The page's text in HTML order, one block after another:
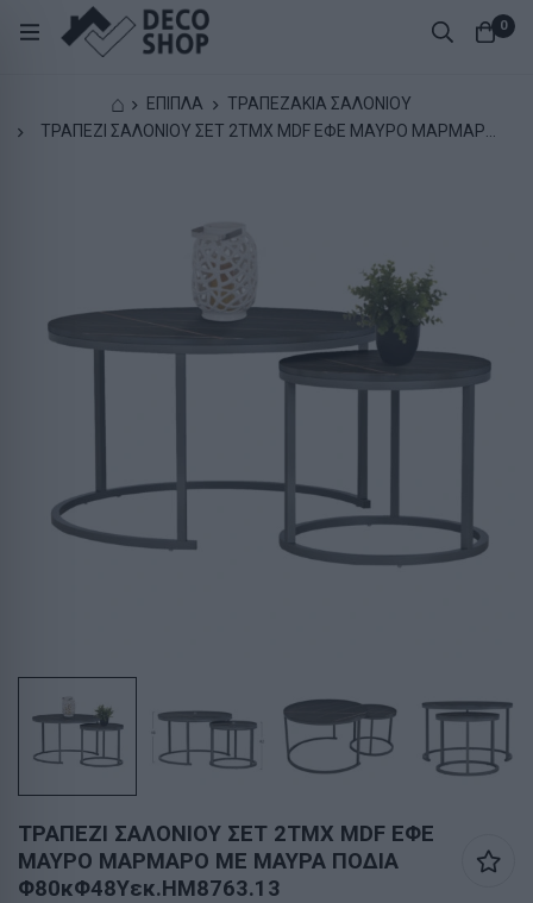
0
⌂ ΕΠΙΠΛΑ
ΤΡΑΠΕΖΑΚΙΑ ΣΑΛΟΝΙΟΥ
ΤΡΑΠΕΖΙ ΣΑΛΟΝΙΟΥ ΣΕΤ 2ΤΜΧ MDF ΕΦΕ ΜΑΥΡΟ ΜΑΡΜΑΡΟ
ΤΡΑΠΕΖΙ ΣΑΛΟΝΙΟΥ ΣΕΤ 2ΤΜΧ MDF ΕΦΕ
ΜΑΥΡΟ ΜΑΡΜΑΡΟ ΜΕ ΜΑΥΡΑ ΠΟΔΙΑ
Φ80κΦ48Yεκ.HM8763.13